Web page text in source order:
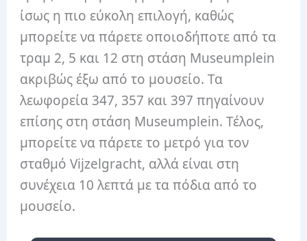
ίσως η πιο εύκολη επιλογή, καθώς
μπορείτε να πάρετε οποιοδήποτε από τα
τραμ 2, 5 και 12 στη στάση Museumplein
ακριβώς έξω από το μουσείο. Τα
λεωφορεία 347, 357 και 397 πηγαίνουν
επίσης στη στάση Museumplein. Τέλος,
μπορείτε να πάρετε το μετρό για τον
σταθμό Vijzelgracht, αλλά είναι στη
συνέχεια 10 λεπτά με τα πόδια από το
μουσείο.